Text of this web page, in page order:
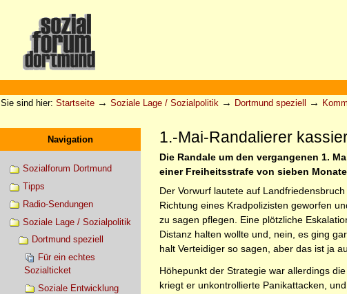
Werkzeuge
Sie sind hier: Startseite → Soziale Lage / Sozialpolitik → Dortmund speziell →
Navigation
Sozialforum Dortmund
Tipps
Radio-Sendungen
Soziale Lage / Sozialpolitik
Dortmund speziell
Für ein echtes
Sozialticket
Soziale Entwicklung
1.-Mai-Randalierer
Die Randale um den vergangenen 1.
einer Freiheitsstrafe von sieben
Der Vorwurf lautete auf
Richtung eines Kradpolizisten geworfen
zu sagen pflegen. Eine plötzliche
Distanz halten wollte und, nein, es ging
halt Verteidiger so sagen, aber das ist ja
Höhepunkt der Strategie war allerdings
kriegt er unkontrollierte Panikattacken,